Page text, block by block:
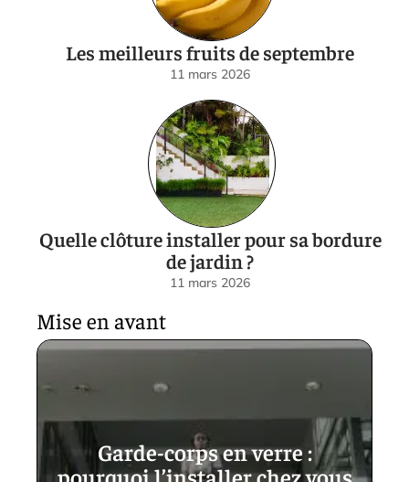
Les meilleurs fruits de septembre
11 mars 2026
Quelle clôture installer pour sa bordure
de jardin ?
11 mars 2026
Mise en avant
Garde-corps en verre :
pourquoi l’installer chez vous